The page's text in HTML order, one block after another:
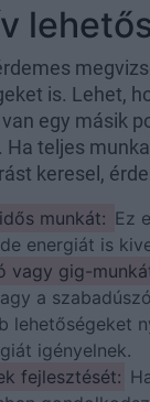
is. Lehet,
egy másik
Ha teljes
keresel,
munkát: Ez
energiát is
vagy gig-
a
lehetőségeket
igényelnek.
fejlesztését: